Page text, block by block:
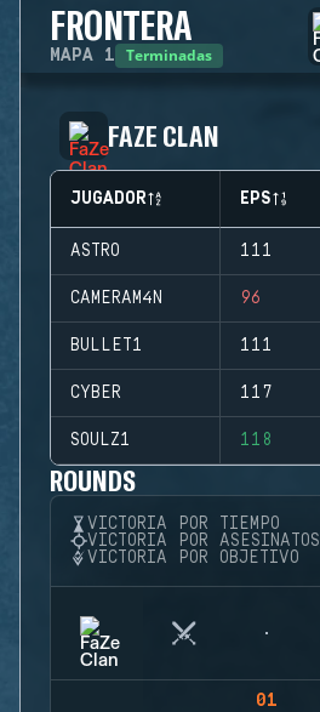
FRONTERA
MAPA 1 Terminadas
FAZE CLAN
JUGADOR EPS
ASTRO 111
CAMERAM4N 96
BULLET1 111
CYBER 117
SOULZ1 118
ROUNDS
VICTORIA POR TIEMPO
VICTORIA POR ASESINATOS
VICTORIA POR OBJETIVO
01